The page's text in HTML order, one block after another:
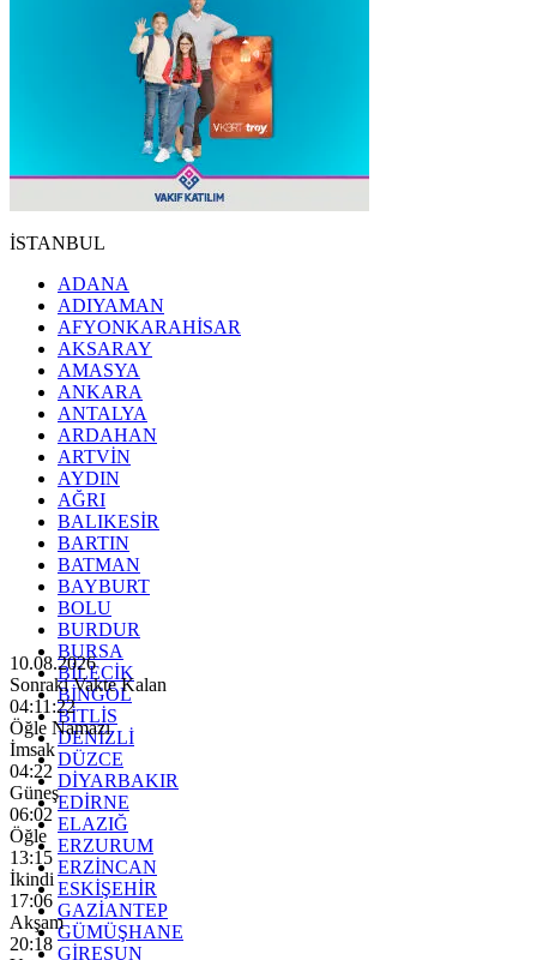
İSTANBUL
ADANA
ADIYAMAN
AFYONKARAHİSAR
AKSARAY
AMASYA
ANKARA
ANTALYA
ARDAHAN
ARTVİN
AYDIN
AĞRI
BALIKESİR
BARTIN
BATMAN
BAYBURT
BOLU
BURDUR
BURSA
BİLECİK
BİNGÖL
BİTLİS
DENİZLİ
DÜZCE
DİYARBAKIR
EDİRNE
ELAZIĞ
ERZURUM
ERZİNCAN
ESKİŞEHİR
GAZİANTEP
GÜMÜŞHANE
GİRESUN
10.08.2026
Sonraki Vakte Kalan
04:11:20
Öğle Namazı
İmsak
04:22
Güneş
06:02
Öğle
13:15
İkindi
17:06
Akşam
20:18